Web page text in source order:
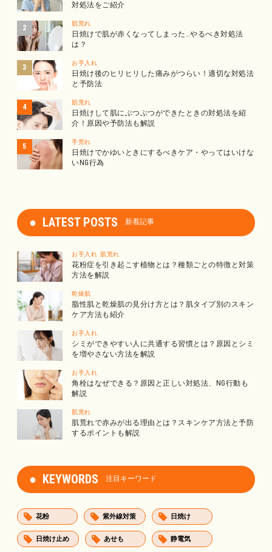
対処法をご紹介
肌荒れ
日焼けで肌が赤くなってしまった…やるべき対処法
は？
お手入れ
日焼け後のヒリヒリした痛みがつらい！適切な対処法
と予防法
肌荒れ
日焼けして肌にぶつぶつができたときの対処法を紹
介！原因や予防法も解説
手荒れ
日焼けでかゆいときにするべきケア・やってはいけな
いNG行為
LATEST POSTS 新着記事
お手入れ 肌荒れ
花粉症を引き起こす植物とは？種類ごとの特徴と対策
方法を解説
乾燥肌
脂性肌と乾燥肌の見分け方とは？肌タイプ別のスキン
ケア方法も紹介
お手入れ
シミができやすい人に共通する習慣とは？原因とシミ
を増やさない方法を解説
お手入れ
角栓はなぜできる？原因と正しい対処法、NG行動も
解説
肌荒れ
肌荒れで赤みが出る理由とは？スキンケア方法と予防
するポイントも解説
KEYWORDS 注目キーワード
花粉 紫外線対策 日焼け
日焼け止め あせも 静電気